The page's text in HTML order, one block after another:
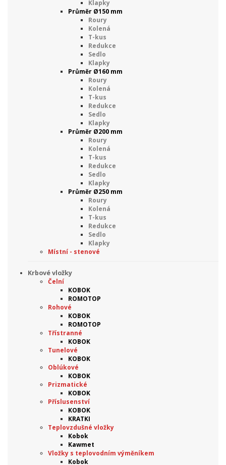
Klapky
Průměr Ø150 mm
Roury
Kolená
T-kus
Redukce
Sedlo
Klapky
Průměr Ø160 mm
Roury
Kolená
T-kus
Redukce
Sedlo
Klapky
Průměr Ø200 mm
Roury
Kolená
T-kus
Redukce
Sedlo
Klapky
Průměr Ø250 mm
Roury
Kolená
T-kus
Redukce
Sedlo
Klapky
Místní - stenové
Krbové vložky
Čelní
KOBOK
ROMOTOP
Rohové
KOBOK
ROMOTOP
Třístranné
KOBOK
Tunelové
KOBOK
Oblúkové
KOBOK
Prizmatické
KOBOK
Příslusenství
KOBOK
KRATKI
Teplovzdušné vložky
Kobok
Kawmet
Vložky s teplovodním výměníkem
Kobok